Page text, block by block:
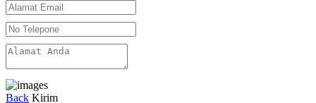
Back Kirim